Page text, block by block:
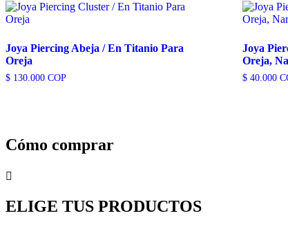
Joya Piercing Abeja / En Titanio Para
Oreja
$ 130.000 COP
Joya
Oreja,
$ 40.000
Cómo comprar

ELIGE TUS PRODUCTOS